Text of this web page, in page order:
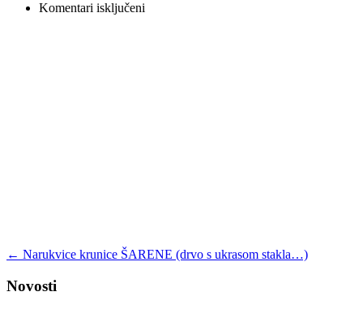
Komentari isključeni
← Narukvice krunice ŠARENE (drvo s ukrasom stakla…)
Novosti